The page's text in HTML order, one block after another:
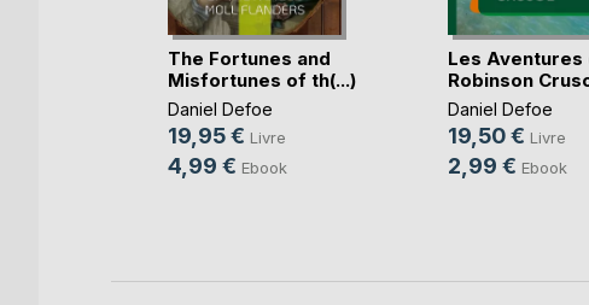
The Fortunes and
Misfortunes of th(...)
Daniel Defoe
19,95 € Livre
4,99 € Ebook
Les Aventures
Robinson
Daniel Defoe
19,50 € Livre
2,99 € Ebook